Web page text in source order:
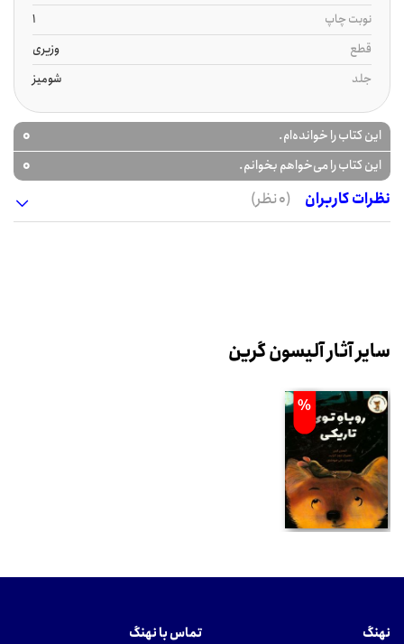
نوبت چاپ
1
قطع
وزیری
جلد
شومیز
این کتاب را خوانده‌ام. 0
این کتاب را می‌خواهم بخوانم.
0
نظرات کاربران
(0 نظر)
سایر آثار آلیسون گرین
%
نهنگ تماس با نهنگ